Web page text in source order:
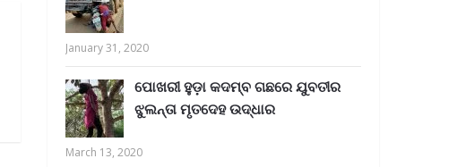
January 31, 2020
ପୋଖରୀ ହୁଡ଼ା କଦମ୍ବ ଗଛରେ ଯୁବତୀର
ଝୁଲନ୍ତା ମୃତଦେହ ଉଦ୍ଧାର
March 13, 2020